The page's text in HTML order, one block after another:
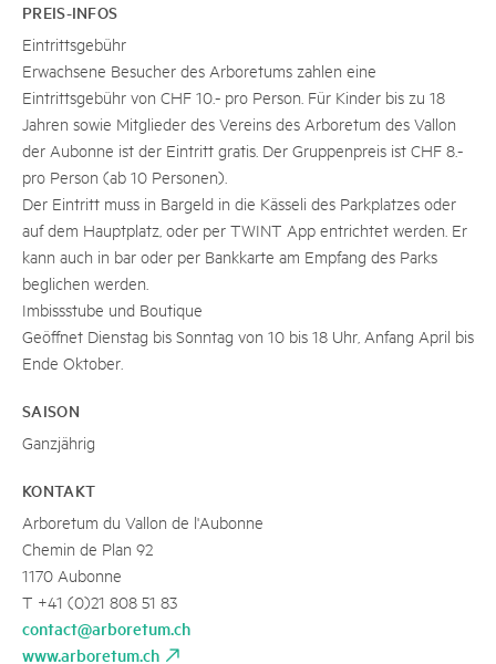
PREIS-INFOS
Eintrittsgebühr
Erwachsene Besucher des Arboretums zahlen eine
Eintrittsgebühr von CHF 10.- pro Person. Für Kinder bis zu 18
Jahren sowie Mitglieder des Vereins des Arboretum des Vallon
der Aubonne ist der Eintritt gratis. Der Gruppenpreis ist CHF 8.-
pro Person (ab 10 Personen).
Der Eintritt muss in Bargeld in die Kässeli des Parkplatzes oder
auf dem Hauptplatz, oder per TWINT App entrichtet werden. Er
kann auch in bar oder per Bankkarte am Empfang des Parks
beglichen werden.
Imbissstube und Boutique
Geöffnet Dienstag bis Sonntag von 10 bis 18 Uhr, Anfang April bis
Ende Oktober.
SAISON
Ganzjährig
KONTAKT
Arboretum du Vallon de l'Aubonne
Chemin de Plan 92
1170 Aubonne
T +41 (0)21 808 51 83
contact@arboretum.ch
www.arboretum.ch